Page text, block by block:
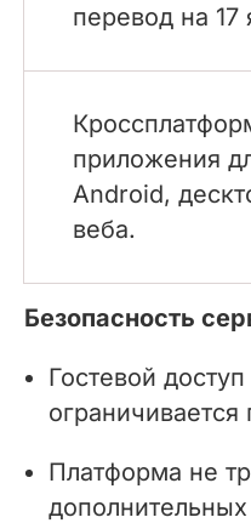
перевод на 17
приложения
Android,
веба.
Безопасность
Гостевой
ограничивается
Платформа не